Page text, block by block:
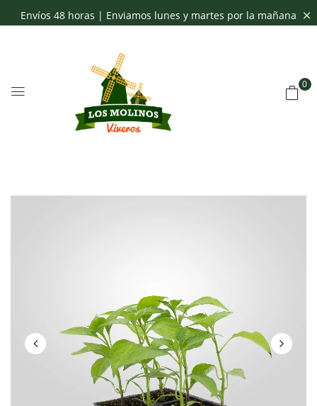
Envíos 48 horas | Enviamos lunes y martes por la mañana
0